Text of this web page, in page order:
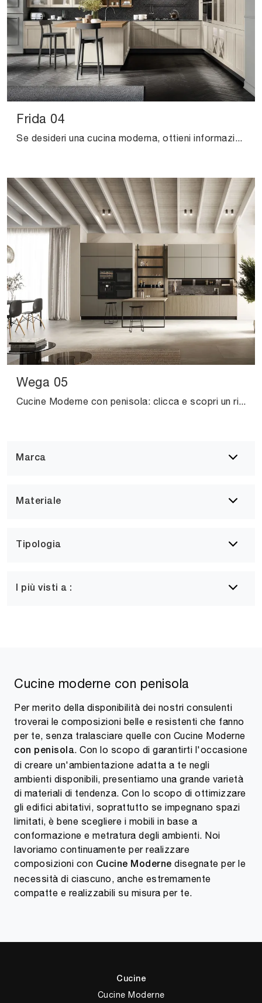
Marca
Materiale
Tipologia
I più visti a :
Frida 04
Se desideri una cucina moderna, ottieni informazioni sul modello Frida 04 Arredo3.
Wega 05
Cucine Moderne con penisola: clicca e scopri un ricco catalogo di soluzioni del marchio Arredo3, tra cui il modello Wega 05.
Cucine moderne con penisola
Per merito della disponibilità dei nostri consulenti
troverai le composizioni belle e resistenti che fanno
per te, senza tralasciare quelle con Cucine Moderne
con penisola. Con lo scopo di garantirti l'occasione
di creare un'ambientazione adatta a te negli
ambienti disponibili, presentiamo una grande varietà
di materiali di tendenza. Con lo scopo di ottimizzare
gli edifici abitativi, soprattutto se impegnano spazi
limitati, è bene scegliere i mobili in base a
conformazione e metratura degli ambienti. Noi
lavoriamo continuamente per realizzare
composizioni con Cucine Moderne disegnate per le
necessità di ciascuno, anche estremamente
compatte e realizzabili su misura per te.
Cucine
Cucine Moderne